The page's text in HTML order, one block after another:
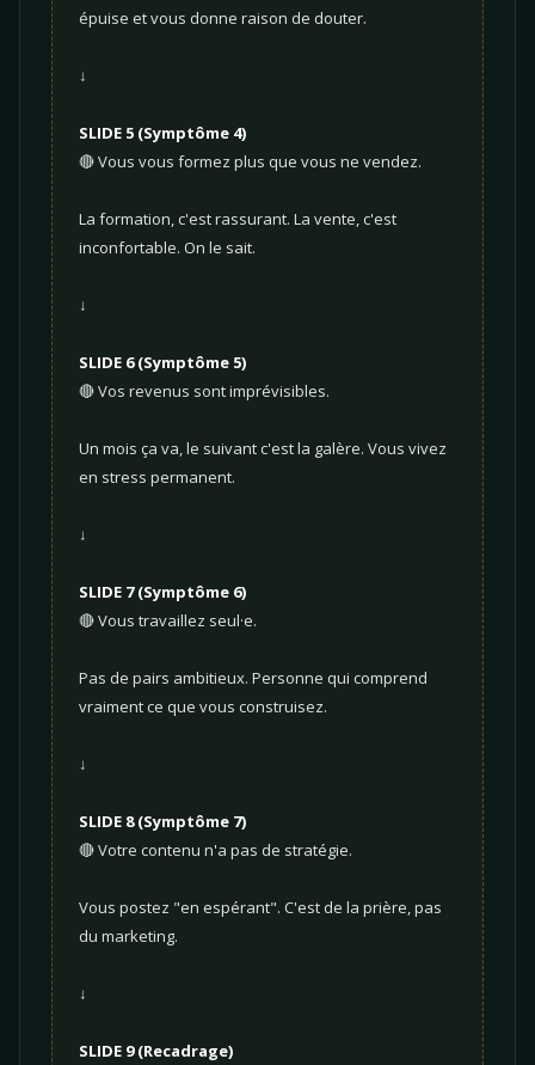
épuise et vous donne raison de douter.
↓
SLIDE 5 (Symptôme 4)
🔴 Vous vous formez plus que vous ne vendez.
La formation, c'est rassurant. La vente, c'est
inconfortable. On le sait.
↓
SLIDE 6 (Symptôme 5)
🔴 Vos revenus sont imprévisibles.
Un mois ça va, le suivant c'est la galère. Vous vivez
en stress permanent.
↓
SLIDE 7 (Symptôme 6)
🔴 Vous travaillez seul·e.
Pas de pairs ambitieux. Personne qui comprend
vraiment ce que vous construisez.
↓
SLIDE 8 (Symptôme 7)
🔴 Votre contenu n'a pas de stratégie.
Vous postez "en espérant". C'est de la prière, pas
du marketing.
↓
SLIDE 9 (Recadrage)